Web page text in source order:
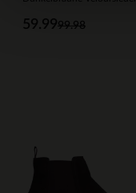
99.98
59.99